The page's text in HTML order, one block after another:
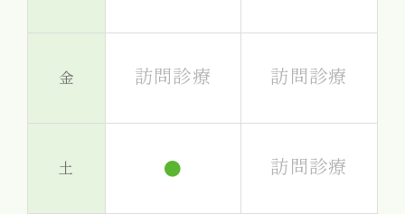
金 訪問診療 訪問診療
土 ● 訪問診療